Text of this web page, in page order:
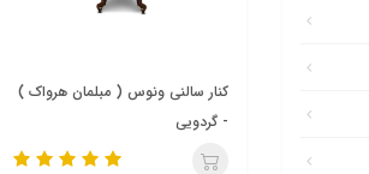
کنار سالنی ونوس ( مبلمان هرواک )
- گردویی